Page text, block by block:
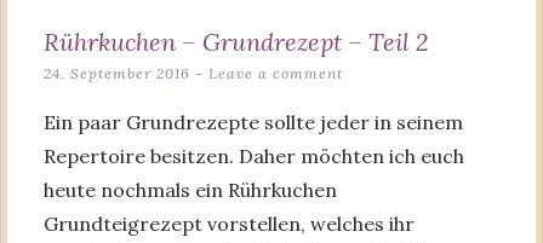
Rührkuchen – Grundrezept – Teil 2
24. September 2016 Leave a comment
Ein paar Grundrezepte sollte jeder in seinem
Repertoire besitzen. Daher möchten ich euch
heute nochmals ein Rührkuchen
Grundteigrezept vorstellen, welches ihr